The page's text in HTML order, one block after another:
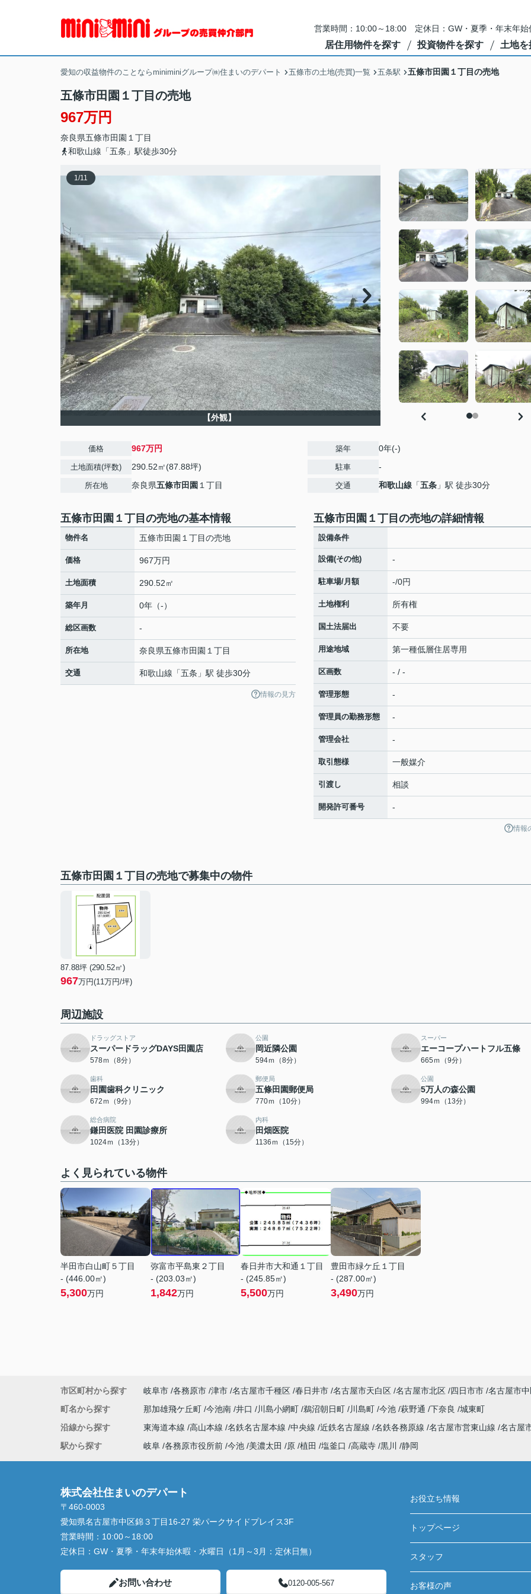
営業時間：10:00～18:00 定休日：GW・夏季・年末年始
居住用物件を探す 投資物件を探す 土地を
愛知の収益物件のことならminiminiグループ㈱住まいのデパート 五條市の土地(売買)一覧 五条駅 五條市田園１丁目の売地
五條市田園１丁目の売地
967万円
奈良県五條市田園 １丁目
和歌山線「五条」駅徒歩30分
1/11
【外観】
価格 967万円
土地面積(坪数) 290.52㎡(87.88坪)
所在地 奈良県五條市田園 １丁目
築年 0年(-)
駐車 -
交通 和歌山線 「五条 」駅 徒歩30分
五條市田園１丁目の売地の基本情報
物件名 五條市田園１丁目の売地
価格 967万円
土地面積 290.52㎡
築年月 0年（-）
総区画数 -
所在地 奈良県五條市田園 １丁目
交通 和歌山線 「五条 」駅 徒歩30分
情報の見方
五條市田園１丁目の売地の詳細情報
設備条件
設備(その他) -
駐車場/月額 -/0円
土地権利 所有権
国土法届出 不要
用途地域 第一種低層住居専用
区画数 - / -
管理形態 -
管理員の勤務形態 -
管理会社 -
取引態様 一般媒介
引渡し 相談
開発許可番号 -
情報
五條市田園１丁目の売地で募集中の物件
87.88坪 (290.52㎡)
967万円(11万円/坪)
周辺施設
ドラッグストア
スーパードラッグDAYS田園店
578ｍ（8分）
公園
岡近隣公園
594ｍ（8分）
スーパー
エーコープハートフル五條
665ｍ（9分）
歯科
田園歯科クリニック
672ｍ（9分）
郵便局
五條田園郵便局
770ｍ（10分）
公園
5万人の森公園
994ｍ（13分）
総合病院
鎌田医院 田園診療所
1024ｍ（13分）
内科
田畑医院
1136ｍ（15分）
よく見られている物件
半田市白山町５丁目
- (446.00㎡)
5,300万円
弥富市平島東２丁目
- (203.03㎡)
1,842万円
春日井市大和通１丁目
- (245.85㎡)
5,500万円
豊田市緑ケ丘１丁目
- (287.00㎡)
3,490万円
市区町村から探す 岐阜市 各務原市 津市 名古屋市千種区 春日井市 名古屋市天白区 名古屋市北区 四日市市 名古屋市
町名から探す
那加雄飛ケ丘町 今池南 井口 川島小網町 鵜沼朝日町 川島町 今池 萩野通 下奈良
城東町
沿線から探す
東海道本線 高山本線 名鉄名古屋本線 中央線 近鉄名古屋線 名鉄各務原線 名古屋市営東山線 名古屋
駅から探す
岐阜 各務原市役所前 今池 美濃太田 原 植田 塩釜口 高蔵寺 黒川 静岡
株式会社住まいのデパート
〒460-0003
愛知県名古屋市中区錦３丁目16-27 栄パークサイドプレイス3F
営業時間： 10:00～18:00
定休日： GW・夏季・年末年始休暇・水曜日（1月～3月：定休日無）
お問い合わせ 0120-005-567
お役立ち情報
トップページ
スタッフ
お客様の声